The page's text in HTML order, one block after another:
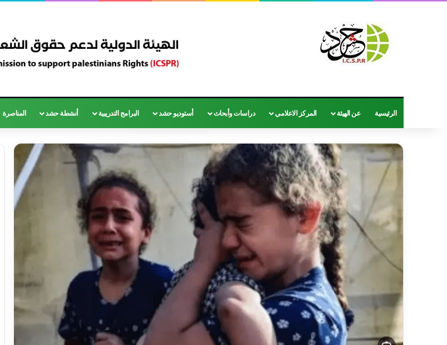
الرئيسية عن الهيئة المركز الاعلامي دراسات وأبحاث أستوديو حشد البرامج التدريبية أنشطة حشد المناصرة